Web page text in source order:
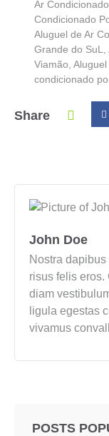
Ar
Condicionado
Aluguel de Ar
Grande do SuL
Viamão
condicionado
Share
John Doe
Nostra
risus felis eros.
diam
ligula egestas
vivamus
POSTS